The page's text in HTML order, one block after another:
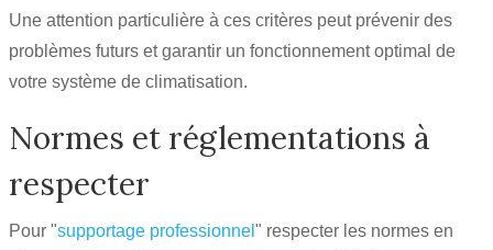
Une attention particulière à ces critères peut prévenir des
problèmes futurs et garantir un fonctionnement optimal de
votre système de climatisation.
Normes et réglementations à
respecter
Pour "supportage professionnel " respecter les normes en